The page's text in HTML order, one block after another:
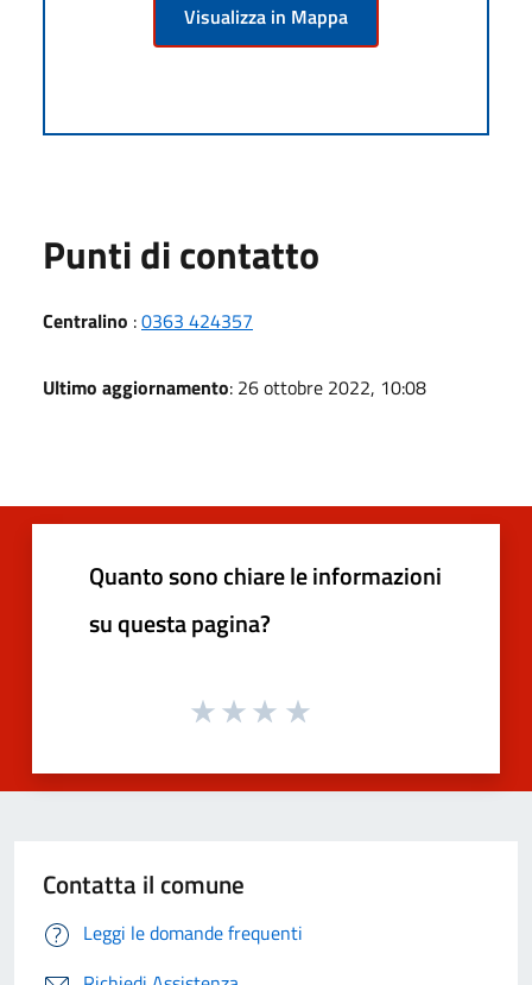
Visualizza in Mappa
Punti di contatto
Centralino :0363 424357
Ultimo aggiornamento: 26 ottobre 2022, 10:08
Quanto sono chiare le informazioni
su questa pagina?
Contatta il comune
Leggi le domande frequenti